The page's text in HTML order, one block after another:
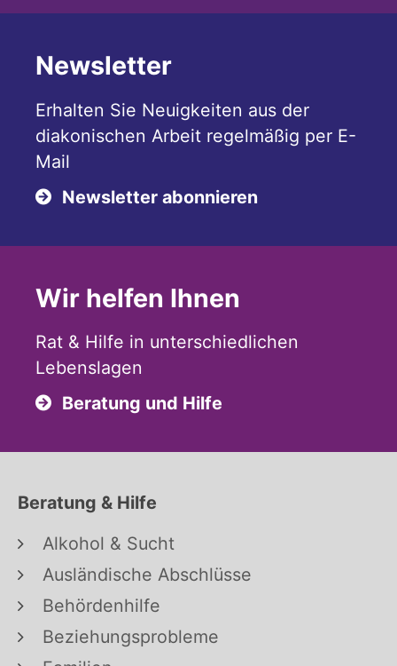
Newsletter
Erhalten Sie Neuigkeiten aus der
diakonischen Arbeit regelmäßig per E-
Mail
Newsletter abonnieren
Wir helfen Ihnen
Rat & Hilfe in unterschiedlichen
Lebenslagen
Beratung und Hilfe
Beratung & Hilfe
Alkohol & Sucht
Ausländische Abschlüsse
Behördenhilfe
Beziehungsprobleme